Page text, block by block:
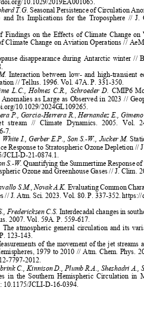
10.1029/2019EA001065.
T.G.Seasonal Persistence of Circulation
and Its Implications for the Troposphere //
Findings on the Effects of Climate Change
Climate Change on Aviation Operations //
disappearance during Antarctic winter
Interaction between low- and high-transient
// Tellus. 1996. Vol. 47A. P. 331-350.
L.C., Holmes C.R., Schroeder D. CMIP6
as Large as Observed in 2023 //
10.1029/2024GL109265.
P., Garcia-Herrera R.
Hernandez E.,
jet stream // Climate Dynamics. 2005.
7.
I., Gerber E.P., Son S.-W., Jucker M.
Response to Stratospheric Ozone Depletion
JCLI-D-21-0874.1.
S.-W.Quantifying the Summertime Response
Ozone and Greenhouse Gases // J. Clim.
S.M., Novak A.K. Evaluating Common
// J. Atm. Sci. 2023. Vol. 80. P. 337-352.
Fredericksen C.S. Interdecadal changes in
2007. Vol. 59A. P. 559-617.
The atmospheric general circulation and its
123-143.
of the movement of the jet
1979 to 2010 // Atm. Chem. Phys.
7797-2012.
C., Kinnison D., Plumb R.A., Sheshadri A.,
in the Southern Hemispheric Circulation
10.1175/JCLI-D-16-0394.